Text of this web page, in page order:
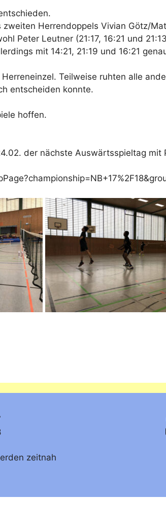
Herrendoppels Vivian Götz/
Peter Leutner (21:17, 16:21 und
mit 14:21, 21:19 und 16:21
Teilweise ruhten alle
entscheiden konnte.
hoffen.
der nächste Auswärtsspieltag mit
zeitnah